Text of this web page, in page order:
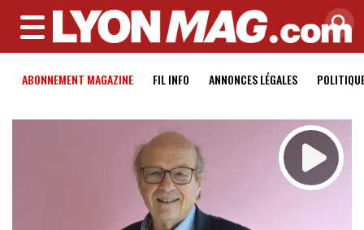
MENU
ABONNEMENT MAGAZINE FIL INFO ANNONCES LÉGALES